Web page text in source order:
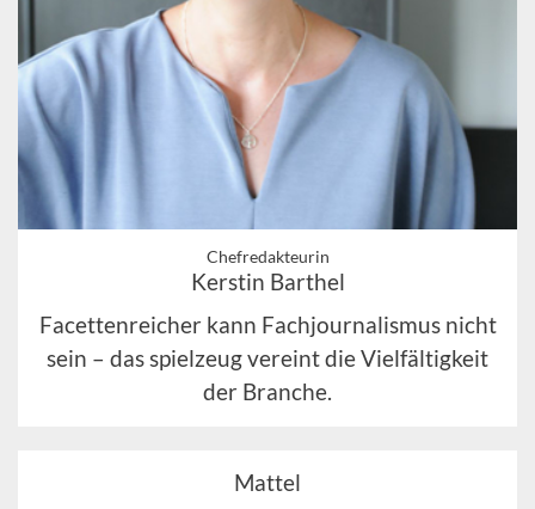
Chefredakteurin
Kerstin Barthel
Facettenreicher kann Fachjournalismus nicht
sein – das spielzeug vereint die Vielfältigkeit
der Branche.
Mattel